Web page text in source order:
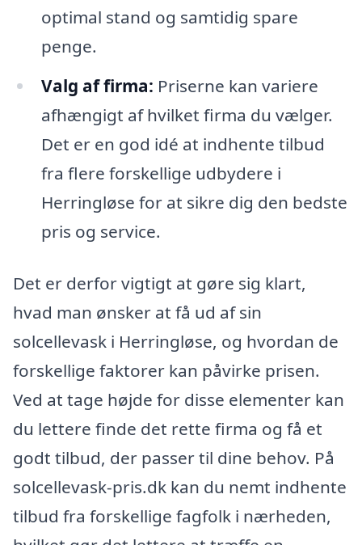
optimal stand og samtidig spare
penge.
Valg af firma: Priserne kan variere
afhængigt af hvilket firma du vælger.
Det er en god idé at indhente tilbud
fra flere forskellige udbydere i
Herringløse for at sikre dig den bedste
pris og service.
Det er derfor vigtigt at gøre sig klart,
hvad man ønsker at få ud af sin
solcellevask i Herringløse, og hvordan de
forskellige faktorer kan påvirke prisen.
Ved at tage højde for disse elementer kan
du lettere finde det rette firma og få et
godt tilbud, der passer til dine behov. På
solcellevask-pris.dk kan du nemt indhente
tilbud fra forskellige fagfolk i nærheden,